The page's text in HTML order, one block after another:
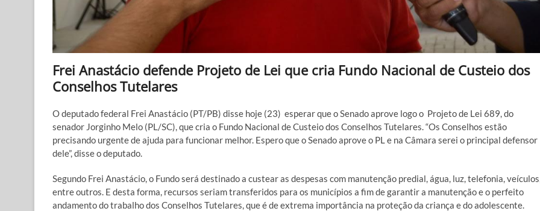
Frei Anastácio defende Projeto de Lei que cria Fundo Nacional de Custeio dos
Conselhos Tutelares
O deputado federal Frei Anastácio (PT/PB) disse hoje (23) esperar que o Senado aprove logo o Projeto de Lei 689, do
senador Jorginho Melo (PL/SC), que cria o Fundo Nacional de Custeio dos Conselhos Tutelares. “Os Conselhos estão
precisando urgente de ajuda para funcionar melhor. Espero que o Senado aprove o PL e na Câmara serei o principal defensor
dele”, disse o deputado.
Segundo Frei Anastácio, o Fundo será destinado a custear as despesas com manutenção predial, água, luz, telefonia,
entre outros. E desta forma, recursos seriam transferidos para os municípios a fim de garantir a manutenção e o perfeito
andamento do trabalho dos Conselhos Tutelares, que é de extrema importância na proteção da criança e do adolescente.